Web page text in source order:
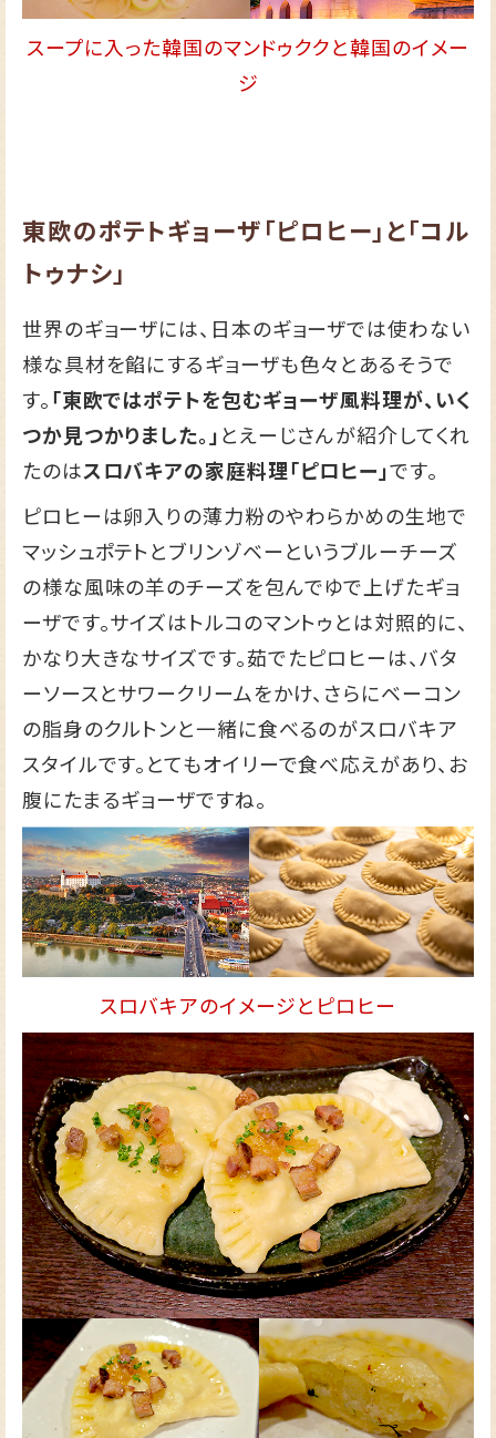
スープに入った韓国のマンドゥククと韓国のイメー
ジ
東欧のポテトギョーザ「ピロヒー」と「コル
トゥナシ」
世界のギョーザには、日本のギョーザでは使わない
様な具材を餡にするギョーザも色々とあるそうで
す。「東欧ではポテトを包むギョーザ風料理が、いく
つか見つかりました。」とえーじさんが紹介してくれ
たのはスロバキアの家庭料理「ピロヒー」です。
ピロヒーは卵入りの薄力粉のやわらかめの生地で
マッシュポテトとブリンゾベーというブルーチーズ
の様な風味の羊のチーズを包んでゆで上げたギョ
ーザです。サイズはトルコのマントゥとは対照的に、
かなり大きなサイズです。茹でたピロヒーは、バタ
ーソースとサワークリームをかけ、さらにベーコン
の脂身のクルトンと一緒に食べるのがスロバキア
スタイルです。とてもオイリーで食べ応えがあり、お
腹にたまるギョーザですね。
スロバキアのイメージとピロヒー